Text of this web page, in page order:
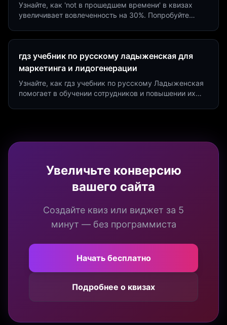
Узнайте, как 'not в прошедшем времени' в квизах
увеличивает вовлеченность на 30%. Попробуйте
гдз учебник по русскому ладыженская для
маркетинга и лидогенерации
Узнайте, как гдз учебник по русскому Ладыженская
помогает в обучении сотрудников и повышении их
Увеличьте конверсию
вашего сайта
Создайте квиз или виджет за 5
минут — без программиста
Начать бесплатно
Подробнее о квизах